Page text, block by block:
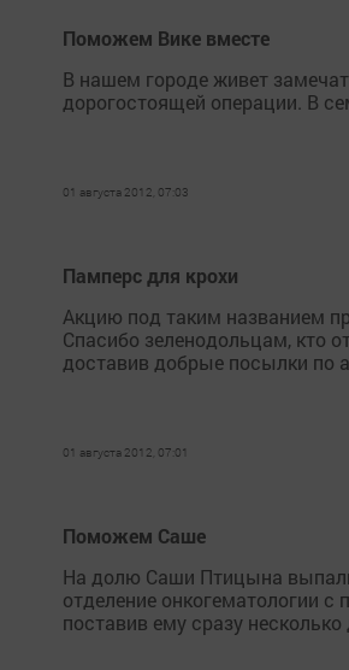
Поможем Вике вместе
В нашем городе живет
дорогостоящей операции. В
01 августа 2012, 07:03
Памперс для крохи
Акцию под таким названием
Спасибо зеленодольцам, кто
доставив добрые посылки по
01 августа 2012, 07:01
Поможем Саше
На долю Саши Птицына
отделение онкогематологии
поставив ему сразу несколько